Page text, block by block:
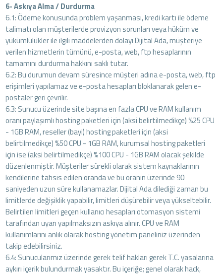
6- Askıya Alma / Durdurma
6.1: Ödeme konusunda problem yaşanması, kredi kartı ile ödeme
talimatı olan müşterilerde provizyon sorunları veya hüküm ve
yükümlülükler ile ilgili maddelerden dolayı Dijital Ada, müşteriye
verilen hizmetlerin tümünü, e-posta, web, ftp hesaplarının
tamamını durdurma hakkını saklı tutar.
6.2: Bu durumun devam süresince müşteri adına e-posta, web, ftp
erişimleri yapılamaz ve e-posta hesapları bloklanarak gelen e-
postaler geri çevrilir.
6.3: Sunucu üzerinde site başına en fazla CPU ve RAM kullanım
oranı paylaşımlı hosting paketleri için (aksi belirtilmedikçe) %25 CPU
- 1GB RAM, reseller (bayi) hosting paketleri için (aksi
belirtilmedikçe) %50 CPU - 1GB RAM, kurumsal hosting paketleri
için ise (aksi belirtilmedikçe) %100 CPU - 1GB RAM olacak şekilde
düzenlenmiştir. Müşteriler sürekli olarak sistem kaynaklarının
kendilerine tahsis edilen oranda ve bu oranın üzerinde 90
saniyeden uzun süre kullanamazlar. Dijital Ada dilediği zaman bu
limitlerde değişiklik yapabilir, limitleri düşürebilir veya yükseltebilir.
Belirtilen limitleri geçen kullanıcı hesapları otomasyon sistemi
tarafından uyarı yapılmaksızın askıya alınır. CPU ve RAM
kullanımlarını anlık olarak hosting yönetim paneliniz üzerinden
takip edebilirsiniz.
6.4: Sunucularımız üzerinde gerek telif hakları gerek T.C. yasalarına
aykırı içerik bulundurmak yasaktır. Bu içeriğe; genel olarak hack,